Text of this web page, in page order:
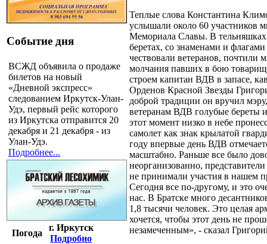
Событие дня
ВСЖД объявила о продаже
билетов на новый
«Дневной экспресс»
следованием Иркутск-Улан-
Удэ, первый рейс которого
из Иркутска отправится 20
декабря и 21 декабря - из
Улан-Удэ.
Подробнее...
Погода
г. Иркутск
Подробно
Теплые слова Константина
услышали около 60 участников
Мемориала Славы. В
беретах, со знаменами и
чествовали ветеранов, почтили
молчания павших в бою
строем капитан ВДВ в запасе,
Орденов Красной Звезды
доброй традиции он вручил
ветеранам ВДВ голубые береты
этот момент низко в небе
самолет как знак крылатой
году впервые день ВДВ
масштабно. Раньше все было
неорганизованно,
не принимали участия в нашем
Сегодня все по-другому, и это
нас. В Братске много
1,8 тысячи человек. Это целая
хочется, чтобы этот день не
незамеченным», - сказал